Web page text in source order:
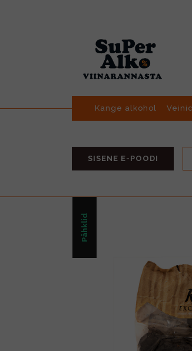
Kange alkohol
SISENE E-POODI
Pähklid